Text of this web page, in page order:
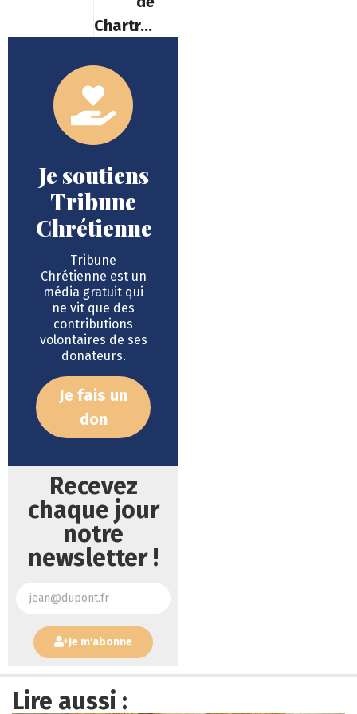
Chartres
Je soutiens
Tribune
Chrétienne
Tribune
Chrétienne est un
média gratuit qui
ne vit que des
contributions
volontaires de ses
donateurs.
Je fais un
don
Recevez
chaque jour
notre
newsletter !
Je m'abonne
Lire aussi :